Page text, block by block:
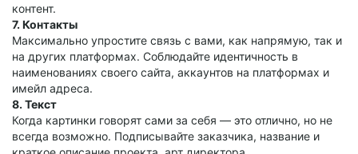
контент.
7. Контакты
Максимально упростите связь с вами, как напрямую, так и
на других платформах. Соблюдайте идентичность в
наименованиях своего сайта, аккаунтов на платформах и
имейл адреса.
8. Текст
Когда картинки говорят сами за себя — это отлично, но не
всегда возможно. Подписывайте заказчика, название и